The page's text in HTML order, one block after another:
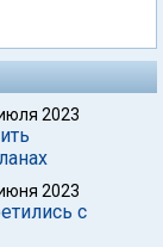
2023
2023
с